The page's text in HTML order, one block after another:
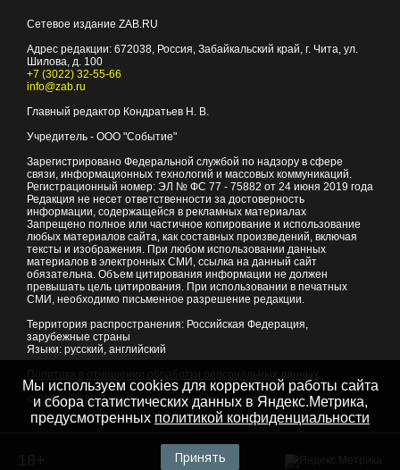
Сетевое издание ZAB.RU
Адрес редакции: 672038, Россия, Забайкальский край, г. Чита, ул.
Шилова, д. 100
+7 (3022) 32-55-66
info@zab.ru
Главный редактор Кондратьев Н. В.
Учредитель - ООО "Событие"
Зарегистрировано Федеральной службой по надзору в сфере
связи, информационных технологий и массовых коммуникаций.
Регистрационный номер: ЭЛ № ФС 77 - 75882 от 24 июня 2019 года
Редакция не несет ответственности за достоверность
информации, содержащейся в рекламных материалах
Запрещено полное или частичное копирование и использование
любых материалов сайта, как составных произведений, включая
тексты и изображения. При любом использовании данных
материалов в электронных СМИ, ссылка на данный сайт
обязательна. Объем цитирования информации не должен
превышать цель цитирования. При использовании в печатных
СМИ, необходимо письменное разрешение редакции.
Территория распространения: Российская Федерация,
зарубежные страны
Языки: русский, английский
© 2007 - 2026Портал Читы и Забайкальского края
Мы используем cookies для корректной работы сайта
и сбора статистических данных в Яндекс.Метрика,
предусмотренных политикой конфиденциальности
Принять